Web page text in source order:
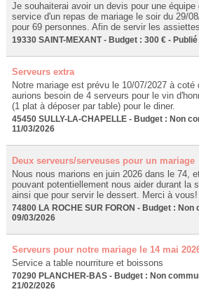
Je souhaiterai avoir un devis pour une
service d'un repas de mariage le soir du 29/
pour 69 personnes. Afin de servir les
19330 SAINT-MEXANT - Budget : 300 € -
Serveurs extra
Notre mariage est prévu le 10/07/2027 à
aurions besoin de 4 serveurs pour le vin
(1 plat à déposer par table) pour le diner.
45450 SULLY-LA-CHAPELLE - Budget : Non
11/03/2026
Deux serveurs/serveuses pour un mariage
Nous nous marions en juin 2026 dans le 74,
pouvant potentiellement nous aider durant la
ainsi que pour servir le dessert. Merci à vous!
74800 LA ROCHE SUR FORON - Budget :
09/03/2026
Serveurs pour notre mariage le 14 mai
Service a table nourriture et boissons
70290 PLANCHER-BAS - Budget : Non
21/02/2026